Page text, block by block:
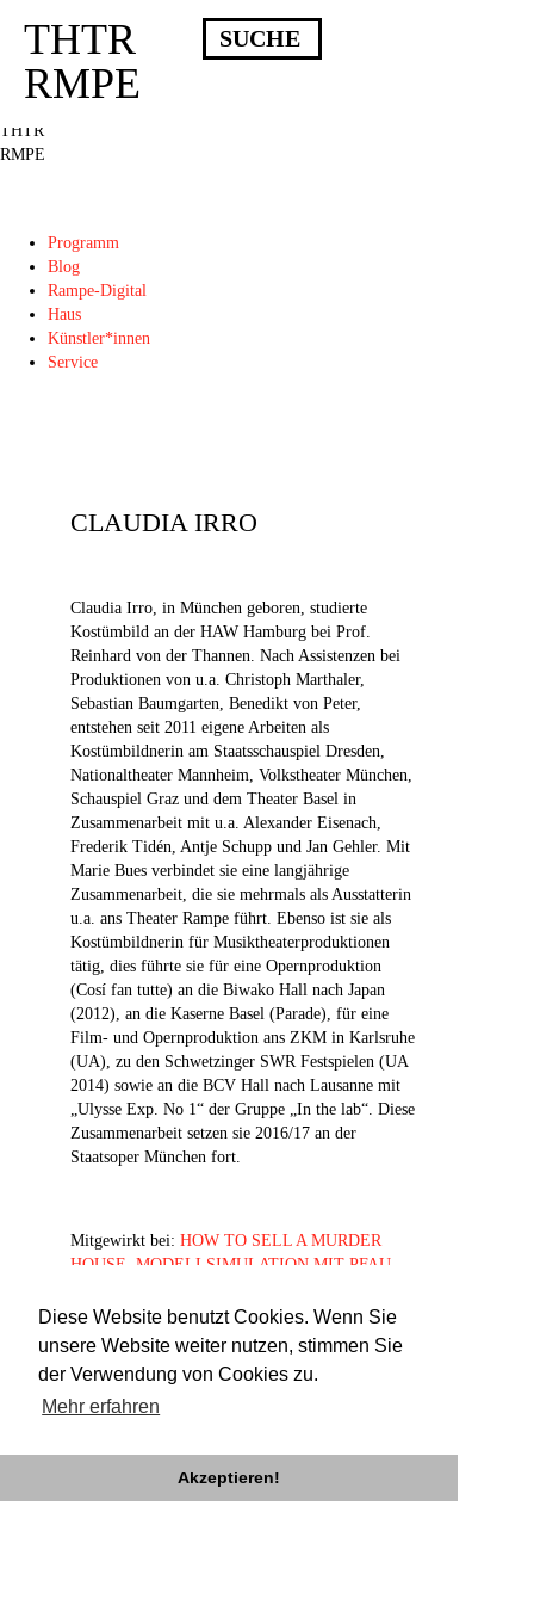
Diese Website benutzt Cookies. Wenn Sie
unsere Website weiter nutzen, stimmen Sie
der Verwendung von Cookies zu.
Mehr erfahren
Akzeptieren!
Deprecated : Die Funktion post_permalink ist seit Version 4.4.0 veraltet!
Verwende stattdessen get_permalink(). in
/homepages/10/d43051023/htdocs/wordpress/wp-includes/functions.php
THTR
RMPE
Programm
Blog
Rampe-Digital
Haus
Künstler*innen
Service
THTR
RMPE
CLAUDIA IRRO
Claudia Irro, in München geboren, studierte
Kostümbild an der HAW Hamburg bei Prof.
Reinhard von der Thannen. Nach Assistenzen bei
Produktionen von u.a. Christoph Marthaler,
Sebastian Baumgarten, Benedikt von Peter,
entstehen seit 2011 eigene Arbeiten als
Kostümbildnerin am Staatsschauspiel Dresden,
Nationaltheater Mannheim, Volkstheater München,
Schauspiel Graz und dem Theater Basel in
Zusammenarbeit mit u.a. Alexander Eisenach,
Frederik Tidén, Antje Schupp und Jan Gehler. Mit
Marie Bues verbindet sie eine langjährige
Zusammenarbeit, die sie mehrmals als Ausstatterin
u.a. ans Theater Rampe führt. Ebenso ist sie als
Kostümbildnerin für Musiktheaterproduktionen
tätig, dies führte sie für eine Opernproduktion
(Cosí fan tutte) an die Biwako Hall nach Japan
(2012), an die Kaserne Basel (Parade), für eine
Film- und Opernproduktion ans ZKM in Karlsruhe
(UA), zu den Schwetzinger SWR Festspielen (UA
2014) sowie an die BCV Hall nach Lausanne mit
„Ulysse Exp. No 1“ der Gruppe „In the lab“. Diese
Zusammenarbeit setzen sie 2016/17 an der
Staatsoper München fort.
Mitgewirkt bei: HOW TO SELL A MURDER
HOUSE MODELLSIMULATION MIT PFAU
tonight, live forever oder Das Prinzip Nosferatu
RAMPE REIST: PARADIES FLUTEN